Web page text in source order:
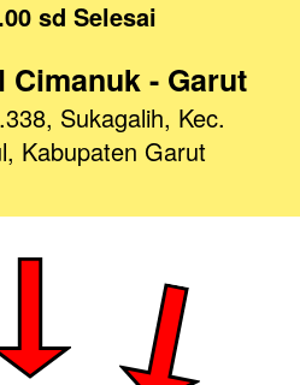
sd Selesai
Cimanuk - Garut
Sukagalih, Kec.
Kabupaten Garut